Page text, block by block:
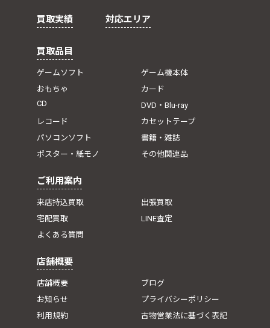
買取実績 対応エリア
買取品目
ゲームソフト
ゲーム機本体
おもちゃ
カード
CD
DVD・Blu-ray
レコード
カセットテープ
パソコンソフト
書籍・雑誌
ポスター・紙モノ
その他関連品
ご利用案内
来店持込買取
出張買取
宅配買取
LINE査定
よくある質問
店舗概要
店舗概要
ブログ
お知らせ
プライバシーポリシー
利用規約
古物営業法に基づく表記